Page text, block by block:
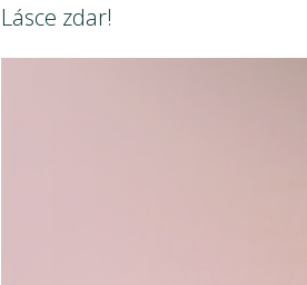
Lásce zdar!